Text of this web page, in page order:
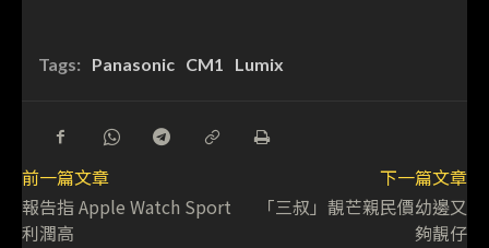
Tags: Panasonic CM1 Lumix
前一篇文章
報告指 Apple Watch Sport
利潤高
下一篇文章
「三叔」靚芒親民價幼邊又
夠靚仔